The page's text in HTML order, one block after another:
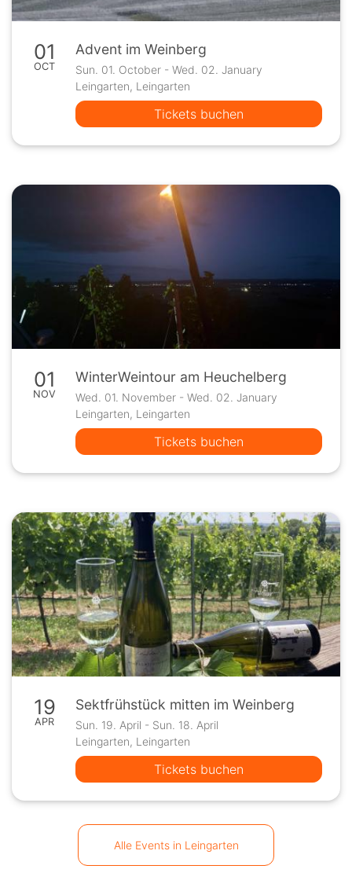
01
OCT
Advent im Weinberg
Sun. 01. October - Wed. 02. January
Leingarten, Leingarten
Tickets buchen
01
NOV
WinterWeintour am Heuchelberg
Wed. 01. November - Wed. 02. January
Leingarten, Leingarten
Tickets buchen
19
APR
Sektfrühstück mitten im Weinberg
Sun. 19. April - Sun. 18. April
Leingarten, Leingarten
Tickets buchen
Alle Events in Leingarten